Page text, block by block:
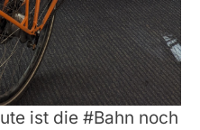
ist die #Bahn noch